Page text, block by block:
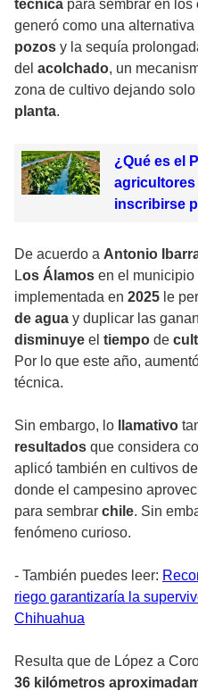
técnica para sembrar en los
generó como una
pozos y la sequía
del acolchado, un
zona de cultivo dejando solo
planta.
¿Qué es el
agricultores
inscribirse
De acuerdo a Antonio
Los Álamos en el municipio
implementada en 2025 le
de agua y duplicar las
disminuye el tiempo de
Por lo que este año,
técnica.
Sin embargo, lo llamativo
resultados que considera
aplicó también en cultivos
donde el campesino
para sembrar chile. Sin
fenómeno curioso.
- También puedes leer:
riego garantizaría la
Chihuahua
Resulta que de López a
36 kilómetros